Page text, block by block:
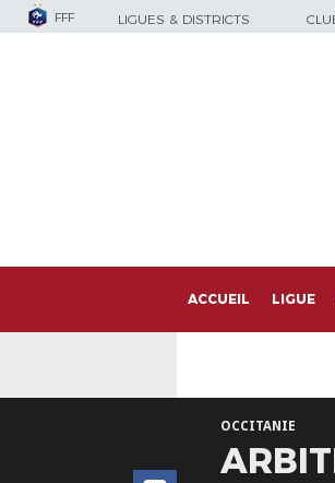
FFF LIGUES & DISTRICTS
ACCUEIL LIGUE
OCCITANIE